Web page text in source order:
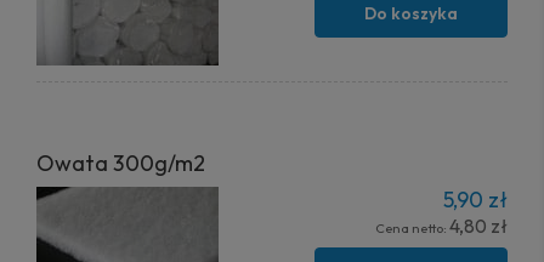
Do koszyka
Owata 300g/m2
5,90 zł
Cena netto: 4,80 zł